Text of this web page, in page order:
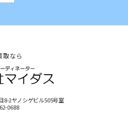
取なら
8-2ヤノシゲビル505号室
0688